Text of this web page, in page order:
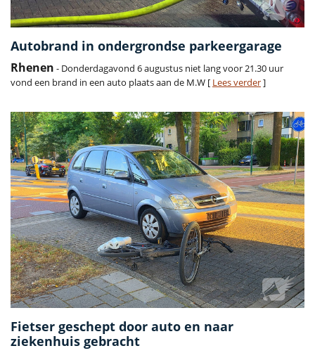
Autobrand in ondergrondse parkeergarage
Rhenen - Donderdagavond 6 augustus niet lang voor 21.30 uur
vond een brand in een auto plaats aan de M.W [ Lees verder]
Fietser geschept door auto en naar
ziekenhuis gebracht